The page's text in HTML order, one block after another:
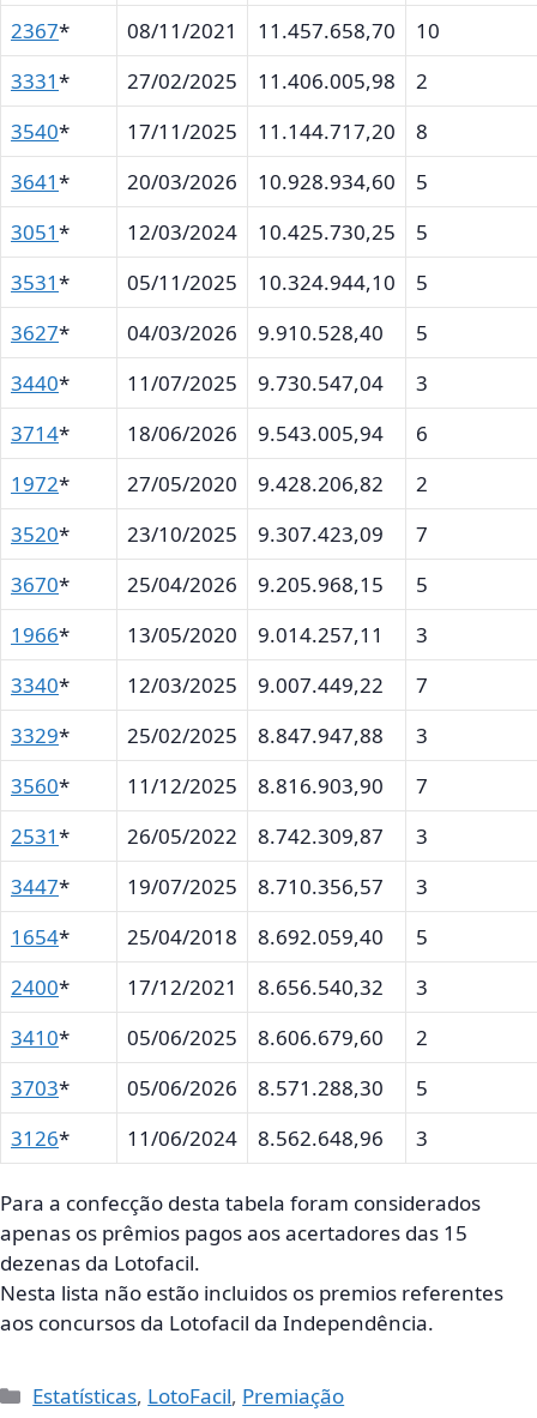
2367* 08/11/2021 11.457.658,70
10
3331* 27/02/2025 11.406.005,98
2
3540* 17/11/2025 11.144.717,20
8
3641* 20/03/2026 10.928.934,60
5
3051* 12/03/2024 10.425.730,25
5
3531* 05/11/2025 10.324.944,10
5
3627* 04/03/2026 9.910.528,40
5
3440* 11/07/2025 9.730.547,04
3
3714* 18/06/2026 9.543.005,94
6
1972* 27/05/2020 9.428.206,82
2
3520* 23/10/2025 9.307.423,09
7
3670* 25/04/2026 9.205.968,15
5
1966* 13/05/2020 9.014.257,11
3
3340* 12/03/2025 9.007.449,22
7
3329* 25/02/2025 8.847.947,88
3
3560* 11/12/2025 8.816.903,90
7
2531* 26/05/2022 8.742.309,87
3
3447* 19/07/2025 8.710.356,57
3
1654* 25/04/2018 8.692.059,40
5
2400* 17/12/2021 8.656.540,32
3
3410* 05/06/2025 8.606.679,60
2
3703* 05/06/2026 8.571.288,30
5
3126* 11/06/2024 8.562.648,96 3
Para a confecção desta tabela foram considerados
apenas os prêmios pagos aos acertadores das 15
dezenas da Lotofacil.
Nesta lista não estão incluidos os premios referentes
aos concursos da Lotofacil da Independência.
Categorias
Estatísticas, LotoFacil, Premiação